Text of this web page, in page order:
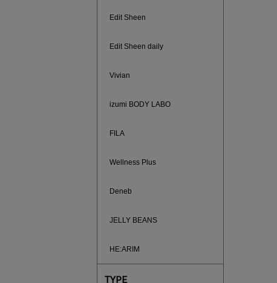
Edit Sheen
Edit Sheen daily
Vivian
izumi BODY LABO
FILA
Wellness Plus
Deneb
JELLY BEANS
HE:ARIM
TYPE